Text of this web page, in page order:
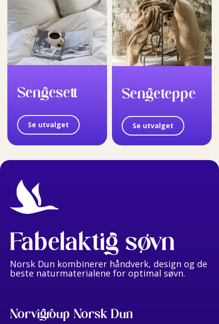
Sengesett
Se utvalget
Sengeteppe
Se utvalget
Fabelaktig søvn
Norsk Dun kombinerer håndverk, design og de
beste naturmaterialene for optimal søvn.
Norvigroup Norsk Dun